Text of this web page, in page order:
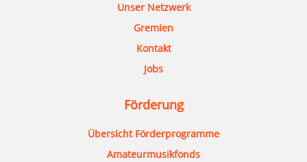
Unser Netzwerk
Gremien
Kontakt
Jobs
Förderung
Übersicht Förderprogramme
Amateurmusikfonds